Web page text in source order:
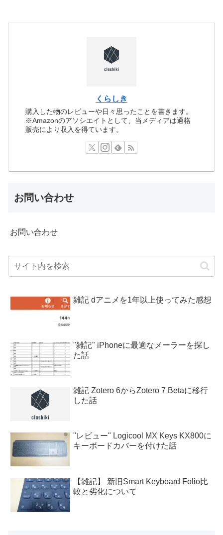
くらしき
購入した物のレビューや日々思ったことを書きます。
※Amazonのアソシエイトとして、当メディアは適格
販売により収入を得ています。
お問い合わせ
お問い合わせ
雑記 dアニメを1年以上使ってみた感想
"雑記" iPhoneに最適なメーラーを探し
た話
雑記 Zotero 6からZotero 7 Betaに移行
した話
"レビュー" Logicool MX Keys KX800に
キーボードカバーを付けた話
【雑記】 新旧Smart Keyboard Folio比
較と劣化について